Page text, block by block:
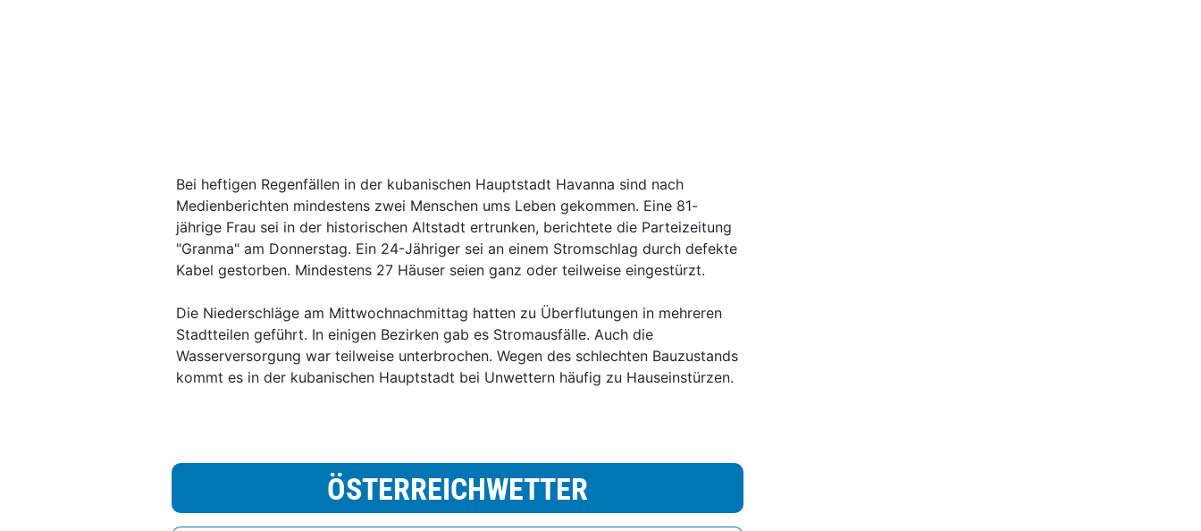
Bei heftigen Regenfällen in der kubanischen Hauptstadt Havanna sind nach
Medienberichten mindestens zwei Menschen ums Leben gekommen. Eine 81-
jährige Frau sei in der historischen Altstadt ertrunken, berichtete die Parteizeitung
"Granma" am Donnerstag. Ein 24-Jähriger sei an einem Stromschlag durch defekte
Kabel gestorben. Mindestens 27 Häuser seien ganz oder teilweise eingestürzt.
Die Niederschläge am Mittwochnachmittag hatten zu Überflutungen in mehreren
Stadtteilen geführt. In einigen Bezirken gab es Stromausfälle. Auch die
Wasserversorgung war teilweise unterbrochen. Wegen des schlechten Bauzustands
kommt es in der kubanischen Hauptstadt bei Unwettern häufig zu Hauseinstürzen.
ÖSTERREICHWETTER